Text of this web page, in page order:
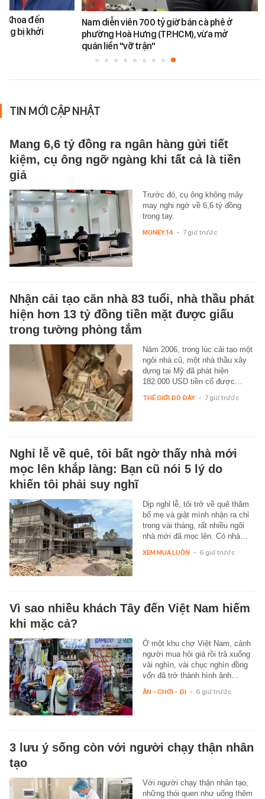
Khoa đến
bị khởi
Nam diễn viên 700 tỷ giờ bán cà phê ở
phường Hoà Hưng (TP.HCM), vừa mở
quán liền "vỡ trận"
TIN MỚI CẬP NHẬT
Mang 6,6 tỷ đồng ra ngân hàng gửi tiết
kiệm, cụ ông ngỡ ngàng khi tất cả là tiền
giả
Trước đó, cụ ông không mảy
may nghi ngờ về 6,6 tỷ đồng
trong tay.
MONEY.14 - 7 giờ trước
Nhận cải tạo căn nhà 83 tuổi, nhà thầu phát
hiện hơn 13 tỷ đồng tiền mặt được giấu
trong tường phòng tắm
Năm 2006, trong lúc cải tạo một
ngôi nhà cũ, một nhà thầu xây
dựng tại Mỹ đã phát hiện
182.000 USD tiền cổ được…
THẾ GIỚI ĐÓ ĐÂY - 7 giờ trước
Nghỉ lễ về quê, tôi bất ngờ thấy nhà mới
mọc lên khắp làng: Bạn cũ nói 5 lý do
khiến tôi phải suy nghĩ
Dịp nghỉ lễ, tôi trở về quê thăm
bố mẹ và giật mình nhận ra chỉ
trong vài tháng, rất nhiều ngôi
nhà mới đã mọc lên. Có nhà…
XEM MUA LUÔN - 6 giờ trước
Vì sao nhiều khách Tây đến Việt Nam hiếm
khi mặc cả?
Ở một khu chợ Việt Nam, cảnh
người mua hỏi giá rồi trả xuống
vài nghìn, vài chục nghìn đồng
vốn đã trở thành hình ảnh…
ĂN - CHƠI - ĐI - 6 giờ trước
3 lưu ý sống còn với người chạy thận nhân
tạo
Với người chạy thận nhân tạo,
những thói quen như uống thêm